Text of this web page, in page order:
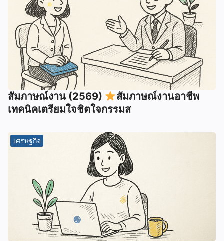
สัมภาษณ์งาน (2569)
สัมภาษณ์งานอาชีพ
เทคนิคเตรียมใจชิตใจกรรมส
เศรษฐกิจ